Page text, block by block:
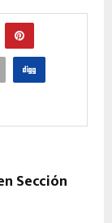
Sección